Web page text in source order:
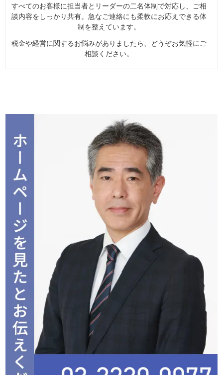
すべてのお客様に担当者とリーダーの二名体制で対応し、ご相
談内容をしっかり共有。急なご連絡にも柔軟にお応えできる体
制を整えています。
税金や経営に関するお悩みがありましたら、どうぞお気軽にご
相談ください。